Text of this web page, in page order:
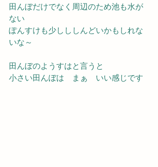
田んぼだけでなく周辺のため池も水が
ない
ぽんすけも少しししんどいかもしれな
いな～
田んぼのようすはと言うと
小さい田んぼは　まぁ　いい感じです